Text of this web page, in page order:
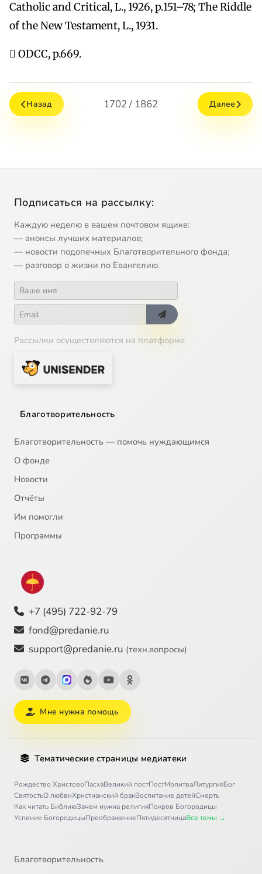
Catholic and Critical, L., 1926, p.151–78; The Riddle
of the New Testament, L., 1931.
 ODCC, p.669.
Назад 1702 / 1862 Далее
Подписаться на рассылку:
Каждую неделю в вашем почтовом ящике:
— анонсы лучших материалов;
— новости подопечных Благотворительного фонда;
— разговор о жизни по Евангелию.
Рассылки осуществляются на платформе
Благотворительность
Благотворительность — помочь нуждающимся
О фонде
Новости
Отчёты
Им помогли
Программы
+7 (495) 722-92-79
fond@predanie.ru
support@predanie.ru (техн.вопросы)
Мне нужна помощь
Тематические страницы медиатеки
Рождество ХристовоПасхаВеликий постПостМолитваЛитургияБог
СвятостьО любвиХристианский бракВоспитание детейСмерть
Как читать БиблиюЗачем нужна религияПокров Богородицы
Успение БогородицыПреображениеПятидесятницаВсе темы →
Благотворительность